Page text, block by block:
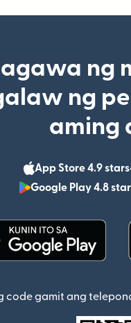
ng
ng
aming
App Store 4.9 stars
Google Play 4.8
code gamit ang